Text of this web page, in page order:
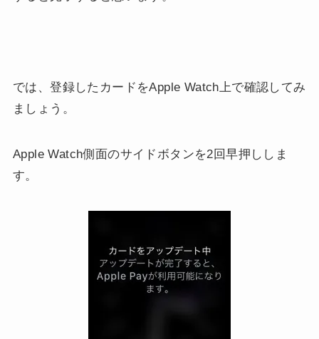
では、登録したカードをApple Watch上で確認してみ
ましょう。
Apple Watch側面のサイドボタンを2回早押ししま
す。